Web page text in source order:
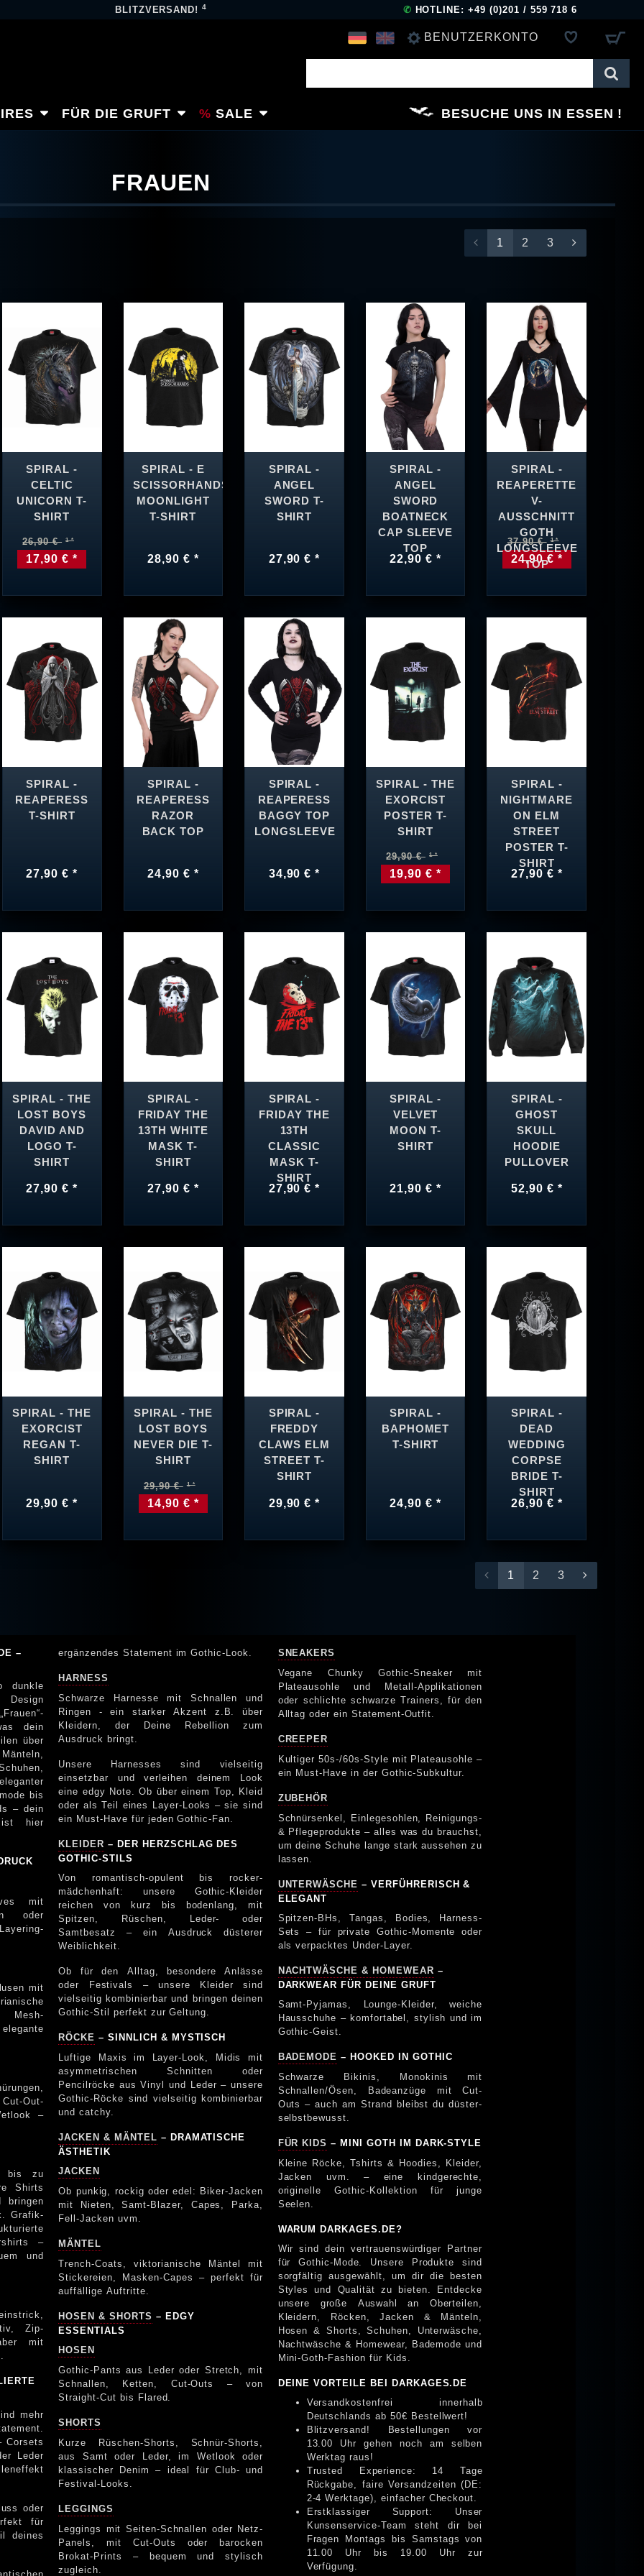
BLITZVERSAND!4 ✆ HOTLINE: +49 (0)201 / 559 718 6
BENUTZERKONTO
REGISTRIEREN
FÜR DIE GRUFT SALE BESUCHE UNS IN ESSEN
FRAUEN
1 2 3
SPIRAL -
CELTIC
UNICORN T-
SHIRT
26,90 €
17,90 € *
SPIRAL - E
SCISSORHANDS
MOONLIGHT
T-SHIRT
28,90 € *
SPIRAL -
ANGEL
SWORD T-
SHIRT
27,90 € *
SPIRAL -
ANGEL
SWORD
BOATNECK
CAP SLEEVE
TOP
22,90 € *
SPIRAL -
REAPERETTE
V-
AUSSCHNITT
GOTH
LONGSLEEVE
TOP
37,90 €
24,90 € *
SPIRAL -
REAPERESS
T-SHIRT
27,90 € *
SPIRAL -
REAPERESS
RAZOR
BACK TOP
24,90 € *
SPIRAL -
REAPERESS
BAGGY TOP
LONGSLEEVE
34,90 € *
SPIRAL - THE
EXORCIST
POSTER T-
SHIRT
29,90 €
19,90 € *
SPIRAL -
NIGHTMARE
ON ELM
STREET
POSTER T-
SHIRT
27,90 € *
SPIRAL - THE
LOST BOYS
DAVID AND
LOGO T-
SHIRT
27,90 € *
SPIRAL -
FRIDAY THE
13TH WHITE
MASK T-
SHIRT
27,90 € *
SPIRAL -
FRIDAY THE
13TH
CLASSIC
MASK T-
SHIRT
27,90 € *
SPIRAL -
VELVET
MOON T-
SHIRT
21,90 € *
SPIRAL -
GHOST
SKULL
HOODIE
PULLOVER
52,90 € *
SPIRAL - THE
EXORCIST
REGAN T-
SHIRT
29,90 € *
SPIRAL - THE
LOST BOYS
NEVER DIE T-
SHIRT
29,90 €
14,90 € *
SPIRAL -
FREDDY
CLAWS ELM
STREET T-
SHIRT
29,90 € *
SPIRAL -
BAPHOMET
T-SHIRT
24,90 € *
SPIRAL -
DEAD
WEDDING
CORPSE
BRIDE T-
SHIRT
26,90 € *
1 2 3
–
dunkle
dein
– dein
ist hier
mit
oder
mit
Mesh-
Out-
–
bis zu
Shirts
bringen
–
und
Zip-
mit
mehr
Corsets
Leder
oder
für
deines
ergänzendes Statement im Gothic-Look.
HARNESS
Schwarze Harnesse mit Schnallen und
Ringen - ein starker Akzent z.B. über
Kleidern, der Deine Rebellion zum
Ausdruck bringt.
Unsere Harnesses sind vielseitig
einsetzbar und verleihen deinem Look
eine edgy Note. Ob über einem Top, Kleid
oder als Teil eines Layer-Looks – sie sind
ein Must-Have für jeden Gothic-Fan.
KLEIDER – DER HERZSCHLAG DES
GOTHIC-STILS
Von romantisch-opulent bis rocker-
mädchenhaft: unsere Gothic-Kleider
reichen von kurz bis bodenlang, mit
Spitzen, Rüschen, Leder- oder
Samtbesatz – ein Ausdruck düsterer
Weiblichkeit.
Ob für den Alltag, besondere Anlässe
oder Festivals – unsere Kleider sind
vielseitig kombinierbar und bringen deinen
Gothic-Stil perfekt zur Geltung.
RÖCKE – SINNLICH & MYSTISCH
Luftige Maxis im Layer-Look, Midis mit
asymmetrischen Schnitten oder
Pencilröcke aus Vinyl und Leder – unsere
Gothic-Röcke sind vielseitig kombinierbar
und catchy.
JACKEN & MÄNTEL – DRAMATISCHE
ÄSTHETIK
JACKEN
Ob punkig, rockig oder edel: Biker-Jacken
mit Nieten, Samt-Blazer, Capes, Parka,
Fell-Jacken uvm.
MÄNTEL
Trench-Coats, viktorianische Mäntel mit
Stickereien, Masken-Capes – perfekt für
auffällige Auftritte.
HOSEN & SHORTS – EDGY
ESSENTIALS
HOSEN
Gothic-Pants aus Leder oder Stretch, mit
Schnallen, Ketten, Cut-Outs – von
Straight-Cut bis Flared.
SHORTS
Kurze Rüschen-Shorts, Schnür-Shorts,
aus Samt oder Leder, im Wetlook oder
klassischer Denim – ideal für Club- und
Festival-Looks.
LEGGINGS
Leggings mit Seiten-Schnallen oder Netz-
Panels, mit Cut-Outs oder barocken
Brokat-Prints – bequem und stylisch
zugleich.
SNEAKERS
Vegane Chunky Gothic-Sneaker mit
Plateausohle und Metall-Applikationen
oder schlichte schwarze Trainers, für den
Alltag oder ein Statement-Outfit.
CREEPER
Kultiger 50s-/60s-Style mit Plateausohle –
ein Must-Have in der Gothic-Subkultur.
ZUBEHÖR
Schnürsenkel, Einlegesohlen, Reinigungs-
& Pflegeprodukte – alles was du brauchst,
um deine Schuhe lange stark aussehen zu
lassen.
UNTERWÄSCHE – VERFÜHRERISCH &
ELEGANT
Spitzen-BHs, Tangas, Bodies, Harness-
Sets – für private Gothic-Momente oder
als verpacktes Under-Layer.
NACHTWÄSCHE & HOMEWEAR –
DARKWEAR FÜR DEINE GRUFT
Samt-Pyjamas, Lounge-Kleider, weiche
Hausschuhe – komfortabel, stylish und im
Gothic-Geist.
BADEMODE – HOOKED IN GOTHIC
Schwarze Bikinis, Monokinis mit
Schnallen/Ösen, Badeanzüge mit Cut-
Outs – auch am Strand bleibst du düster-
selbstbewusst.
FÜR KIDS – MINI GOTH IM DARK-STYLE
Kleine Röcke, Tshirts & Hoodies, Kleider,
Jacken uvm. – eine kindgerechte,
originelle Gothic-Kollektion für junge
Seelen.
WARUM DARKAGES.DE?
Wir sind dein vertrauenswürdiger Partner
für Gothic-Mode. Unsere Produkte sind
sorgfältig ausgewählt, um dir die besten
Styles und Qualität zu bieten. Entdecke
unsere große Auswahl an Oberteilen,
Kleidern, Röcken, Jacken & Mänteln,
Hosen & Shorts, Schuhen, Unterwäsche,
Nachtwäsche & Homewear, Bademode und
Mini-Goth-Fashion für Kids.
DEINE VORTEILE BEI DARKAGES.DE
Versandkostenfrei innerhalb
Deutschlands ab 50€ Bestellwert!
Blitzversand! Bestellungen vor
13.00 Uhr gehen noch am selben
Werktag raus!
Trusted Experience: 14 Tage
Rückgabe, faire Versandzeiten (DE:
2-4 Werktage), einfacher Checkout.
Erstklassiger Support: Unser
Kunsenservice-Team steht dir bei
Fragen Montags bis Samstags von
11.00 Uhr bis 19.00 Uhr zur
Verfügung.